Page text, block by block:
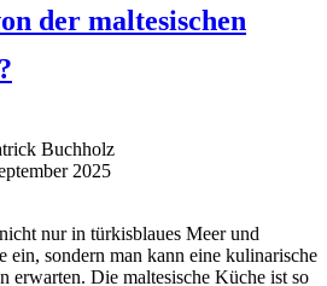
der maltesischen
Buchholz
2025
nur in türkisblaues Meer und
ein, sondern man kann eine kulinarische
erwarten. Die maltesische Küche ist so